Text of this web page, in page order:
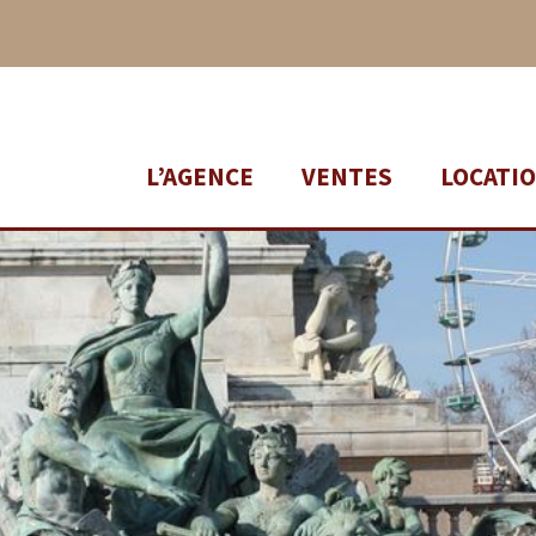
L’AGENCE VENTES